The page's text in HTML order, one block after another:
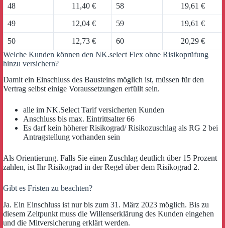
48 11,40 € 58 19,61 €
49 12,04 € 59 19,61 €
50 12,73 € 60
20,29 €
Welche Kunden können den NK.select Flex ohne Risikoprüfung
hinzu versichern?
Damit ein Einschluss des Bausteins möglich ist, müssen für den
Vertrag selbst einige Voraussetzungen erfüllt sein.
alle im NK.Select Tarif versicherten Kunden
Anschluss bis max. Eintrittsalter 66
Es darf kein höherer Risikograd/ Risikozuschlag als RG 2 bei
Antragstellung vorhanden sein
Als Orientierung. Falls Sie einen Zuschlag deutlich über 15 Prozent
zahlen, ist Ihr Risikograd in der Regel über dem Risikograd 2.
Gibt es Fristen zu beachten?
Ja. Ein Einschluss ist nur bis zum 31. März 2023 möglich. Bis zu
diesem Zeitpunkt muss die Willenserklärung des Kunden eingehen
und die Mitversicherung erklärt werden.